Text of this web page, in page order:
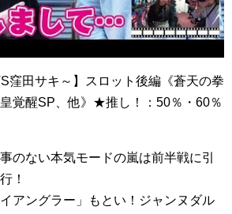
窪田サキ～】スロット後編《蒼天の拳
覚醒SP、他》★推し！：50％・60％
のない本気モードの嵐は前半戦に引
！
アングラー」もとい！ジャンヌダル